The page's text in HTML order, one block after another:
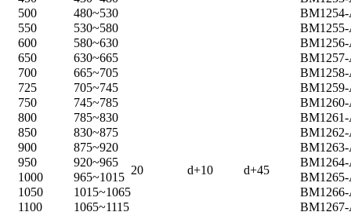
20 d+10 d+45
500
480~530
550
530~580
600
580~630
650
630~665
700
665~705
725
705~745
750
745~785
800
785~830
850
830~875
900
875~920
950
920~965
1000
965~1015
1050
1015~1065
1100
1065~1115